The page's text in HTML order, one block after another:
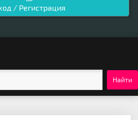
/ Регистрация
Найти